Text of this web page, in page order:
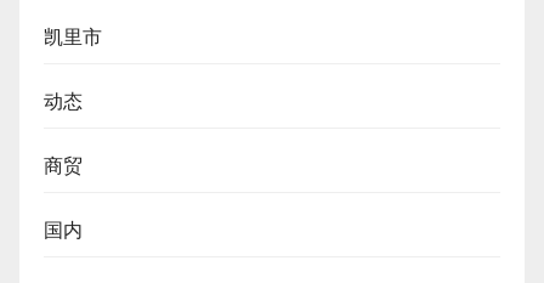
凯里市
动态
商贸
国内